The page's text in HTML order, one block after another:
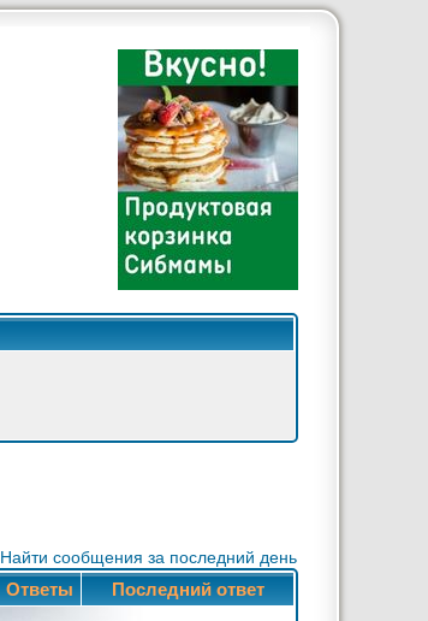
Найти сообщения за последний день
Ответы
Последний ответ